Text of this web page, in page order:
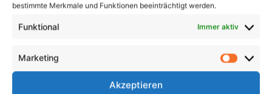
bestimmte Merkmale und Funktionen beeinträchtigt werden.
Funktional Immer aktiv
Marketing
Akzeptieren
Abschluss
entscheidende Rolle bei der Gewährleistung der
elektrischen Sicherheit in der Augenpflege, indem er
wertvolle Informationen über die Funktion des